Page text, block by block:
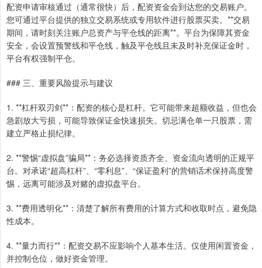
配资申请审核通过（通常很快）后，配资资金会到达您的交易账户。
您可通过平台提供的独立交易系统或专用软件进行股票买卖。**交易
期间，请时刻关注账户总资产与平仓线的距离**。平台为保障其资金
安全，会设置预警线和平仓线，触及平仓线且未及时补充保证金时，
平台有权强制平仓。
### 三、重要风险提示与建议
1. **杠杆双刃剑**：配资的核心是杠杆。它可能带来超额收益，但也会
急剧放大亏损，可能导致保证金快速损失。切忌满仓单一只股票，需
建立严格止损纪律。
2. **警惕“虚拟盘”骗局**：务必选择资质齐全、资金流向透明的正规平
台。对承诺“超高杠杆”、“零利息”、“保证盈利”的营销话术保持高度警
惕，远离可能涉及对赌的虚拟盘平台。
3. **费用透明化**：清楚了解所有费用的计算方式和收取时点，避免隐
性成本。
4. **量力而行**：配资交易不应影响个人基本生活。仅使用闲置资金，
并控制仓位，做好资金管理。